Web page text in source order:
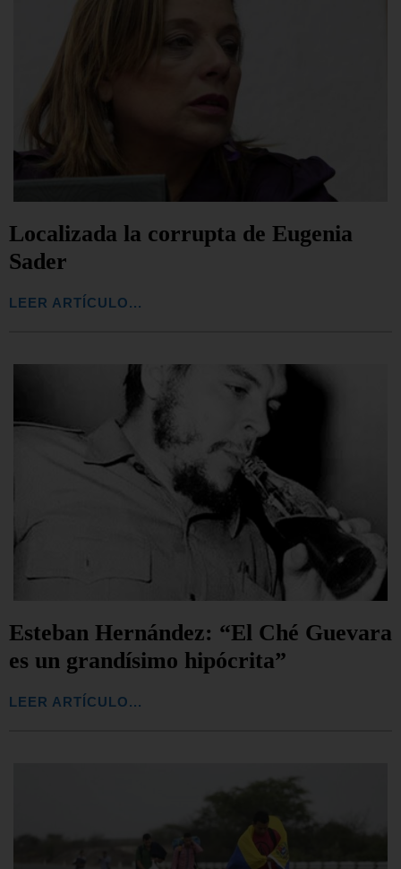
Localizada la corrupta de Eugenia
Sader
LEER ARTÍCULO...
Esteban Hernández: “El Ché Guevara
es un grandísimo hipócrita”
LEER ARTÍCULO...